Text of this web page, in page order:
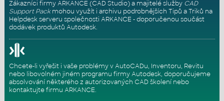
Zákazníci firmy ARKANCE (CAD Studio) a majitelé služby CAD
Support Packmohou využít i archivu podrobnějších Tipů a Triků na
Helpdesk serveru společnosti ARKANCE - doporučenou součást
dodávek produktů Autodesk.
Chcete-li vyřešit i vaše problémy v AutoCADu, Inventoru, Revitu
nebo libovolném jiném programu firmy Autodesk, doporučujeme
absolvování některého z autorizovaných CAD školenínebo
kontaktujte firmu ARKANCE.